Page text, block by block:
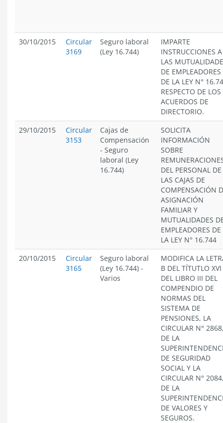
30/10/2015
Circular
3169
Seguro laboral
(Ley 16.744)
IMPARTE
INSTRUCCIONES A
LAS
DE EMPLEADORES
DE LA LEY N°
RESPECTO DE LOS
ACUERDOS DE
DIRECTORIO.
29/10/2015
Circular
3153
Cajas de
Compensación
- Seguro
laboral (Ley
16.744)
SOLICITA
INFORMACIÓN
SOBRE
DEL PERSONAL DE
LAS CAJAS DE
COMPENSACIÓN
ASIGNACIÓN
FAMILIAR Y
MUTUALIDADES
EMPLEADORES DE
LA LEY N° 16.744
20/10/2015
Circular
3165
Seguro laboral
(Ley 16.744) -
Varios
MODIFICA LA
B DEL TÍTUTLO XVI
DEL LIBRO III DEL
COMPENDIO DE
NORMAS DEL
SISTEMA DE
PENSIONES, LA
CIRCULAR N°
DE LA
DE SEGURIDAD
SOCIAL Y LA
CIRCULAR N°
DE LA
DE VALORES Y
SEGUROS.